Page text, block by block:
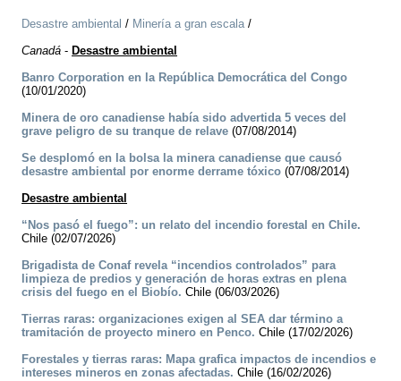
Desastre ambiental / Minería a gran escala/
Canadá - Desastre ambiental
Banro Corporation en la República Democrática del Congo
(10/01/2020)
Minera de oro canadiense había sido advertida 5 veces del
grave peligro de su tranque de relave (07/08/2014)
Se desplomó en la bolsa la minera canadiense que causó
desastre ambiental por enorme derrame tóxico (07/08/2014)
Desastre ambiental
“Nos pasó el fuego”: un relato del incendio forestal en Chile.
Chile (02/07/2026)
Brigadista de Conaf revela “incendios controlados” para
limpieza de predios y generación de horas extras en plena
crisis del fuego en el Biobío. Chile (06/03/2026)
Tierras raras: organizaciones exigen al SEA dar término a
tramitación de proyecto minero en Penco. Chile (17/02/2026)
Forestales y tierras raras: Mapa grafica impactos de incendios e
intereses mineros en zonas afectadas. Chile (16/02/2026)